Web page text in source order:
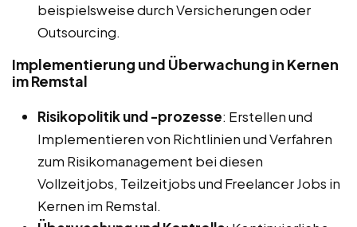
beispielsweise durch Versicherungen oder
Outsourcing.
Implementierung und Überwachung in Kernen
im Remstal
Risikopolitik und -prozesse: Erstellen und
Implementieren von Richtlinien und Verfahren
zum Risikomanagement bei diesen
Vollzeitjobs, Teilzeitjobs und Freelancer Jobs in
Kernen im Remstal.